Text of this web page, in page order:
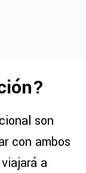
son
con ambos
a